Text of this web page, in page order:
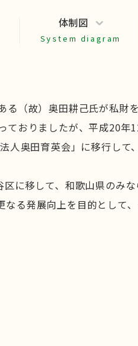
体制図
System diagram
（故）奥田耕己氏が私財
ておりましたが、平成20年
人奥田育英会」に移行して
に移して、和歌山県のみ
る発展向上を目的として